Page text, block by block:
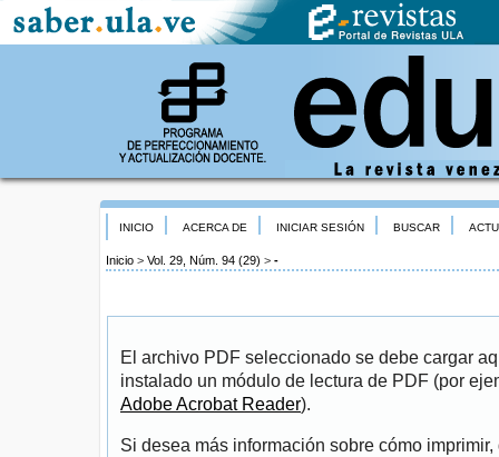
INICIO ACERCA DE INICIAR SESIÓN BUSCAR
Inicio > Vol. 29, Núm. 94 (29) > -
El archivo PDF seleccionado se debe cargar
instalado un módulo de lectura de PDF (por
Adobe Acrobat Reader).
Si desea más información sobre cómo